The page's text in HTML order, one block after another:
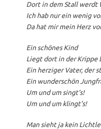
Dort in dem Stall werdt
Ich hab nur ein wenig
Da hat mir mein Herz
Ein schönes Kind
Liegt dort in der Krippе
Ein herzigеr Vater, der
Ein wunderschön
Um und um singt’s!
Um und um klingt’s!
Man sieht ja kein